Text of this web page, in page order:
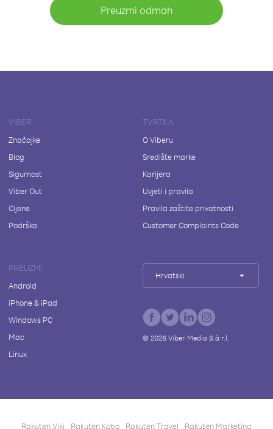
Preuzmi odmah
VIBER
Značajke
Blog
Sigurnost
Viber Out
Cijene
Podrška
TVRTKA
O Viberu
Središte marke
Karijera
Uvjeti i pravila
Pravila zaštite privatnosti
Customer Complaints Code
PREUZMI
Android
iPhone & iPad
Windows PC
Mac
Linux
Hrvatski
© 2026Viber Media S.à r.l.
Rakuten Viki Rakuten Kobo Rakuten Travel Rakuten Marketing